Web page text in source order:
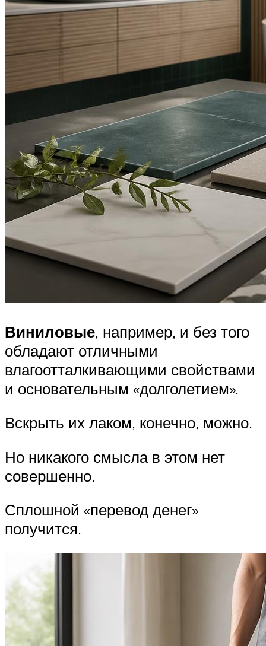
Виниловые, например, и без того
обладают отличными
влагоотталкивающими свойствами
и основательным «долголетием».
Вскрыть их лаком, конечно, можно.
Но никакого смысла в этом нет
совершенно.
Сплошной «перевод денег»
получится.